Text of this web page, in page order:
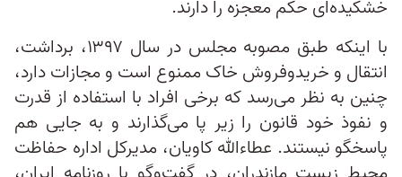
خشکیده‌ای حکم معجزه را دارند.
با اینکه طبق مصوبه مجلس در سال ۱۳۹۷، برداشت،
انتقال و خریدوفروش خاک ممنوع است و مجازات دارد،
چنین به نظر می‌رسد که برخی افراد با استفاده از قدرت
و نفوذ خود قانون را زیر پا می‌گذارند و به جایی هم
پاسخگو نیستند. عطاءالله کاویان، مدیرکل اداره حفاظت